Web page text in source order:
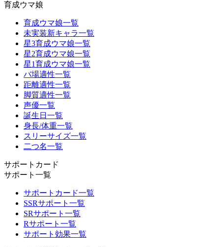
育成ウマ娘
育成ウマ娘一覧
未実装新キャラ一覧
星3育成ウマ娘一覧
星2育成ウマ娘一覧
星1育成ウマ娘一覧
バ場適性一覧
距離適性一覧
脚質適性一覧
声優一覧
誕生日一覧
身長/体重一覧
スリーサイズ一覧
二つ名一覧
サポートカード
サポート一覧
サポートカード一覧
SSRサポート一覧
SRサポート一覧
Rサポート一覧
サポート効果一覧